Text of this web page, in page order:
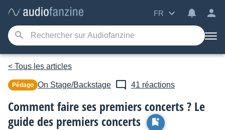
FR
< Tous les articles
Pédago On Stage/Backstage 41 réactions
Comment faire ses premiers concerts ? Le
guide des premiers concerts